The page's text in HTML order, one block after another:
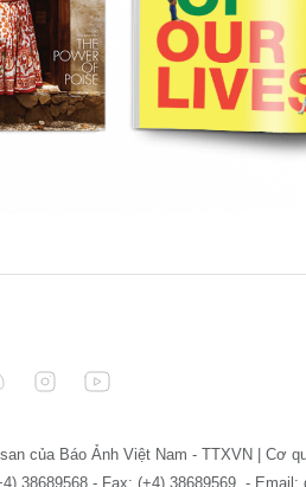
của Báo Ảnh Việt Nam - TTXVN | Cơ
38689568 - Fax: (+4) 38689569. -